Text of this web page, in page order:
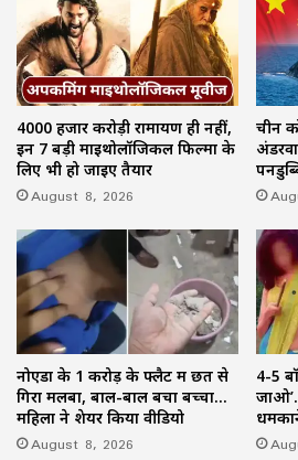
4000 हजार करोड़ी रामायण ही नहीं,
इन 7 बड़ी माइथोलॉजिकल फिल्मों के
लिए भी हो जाइए तैयार
August 8, 2026
चीन
नोएडा के 1 करोड़ के फ्लैट में छत से
गिरा मलबा, बाल-बाल बचा बच्चा…
महिला ने शेयर किया वीडियो
August 8, 2026
4-5